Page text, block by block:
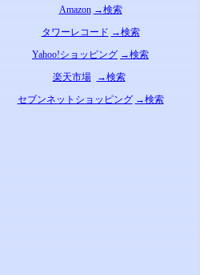
Amazon →検索
タワーレコード →検索
Yahoo!ショッピング →検索
楽天市場
→検索
セブンネットショッピング →検索